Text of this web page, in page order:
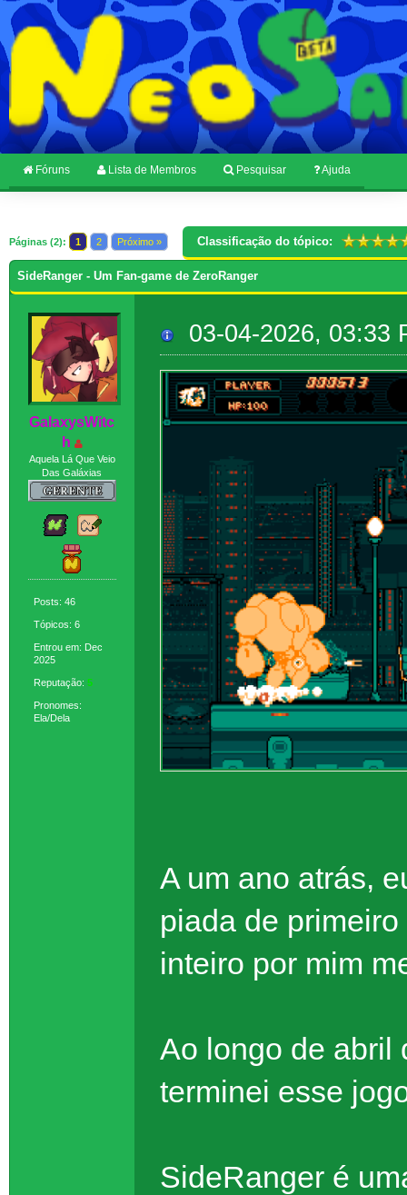
Fóruns Lista de Membros Pesquisar Ajuda
Páginas (2): 1 2 Próximo » Classificação do tópico:
SideRanger - Um Fan-game de ZeroRanger
GaIaxysWitc
h
Aquela Lá Que Veio
Das Galáxias
Posts: 46
Tópicos: 6
Entrou em: Dec
2025
Reputação: 5
Pronomes:
Ela/Dela
03-04-2026, 03:33
A um ano atrás,
piada de
inteiro por mim
Ao longo de abril
terminei esse
SideRanger é